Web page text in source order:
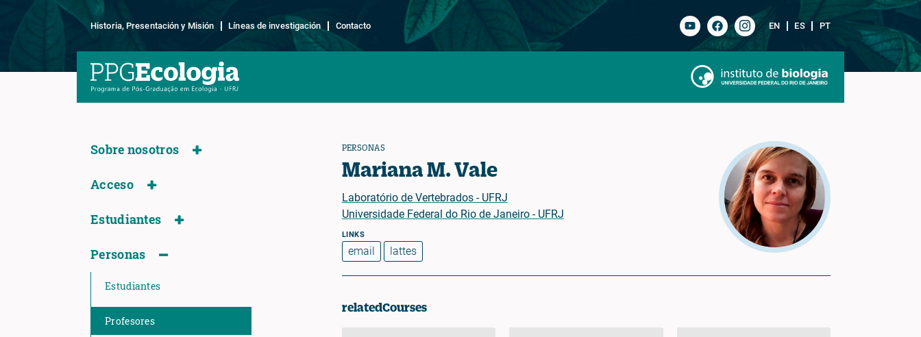
Historia, Presentación y Misión Líneas de investigación Contacto EN ES PT
Sobre nosotros
Acceso
Estudiantes
Personas
Estudiantes
Profesores
PERSONAS
Mariana M. Vale
Laboratório de Vertebrados - UFRJ
Universidade Federal do Rio de Janeiro - UFRJ
email lattes
relatedCourses